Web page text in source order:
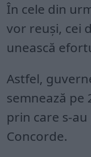
În cele din
vor reuși, cei
unească
Astfel,
semnează pe
prin care s-
Concorde.